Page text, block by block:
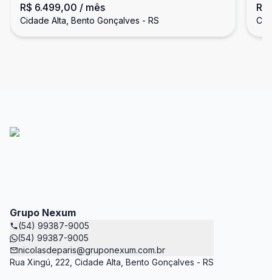
R$ 6.499,00 / mês
Cidade Alta, Bento Gonçalves - RS
Grupo Nexum
(54) 99387-9005
(54) 99387-9005
nicolasdeparis@gruponexum.com.br
Rua Xingú, 222, Cidade Alta, Bento Gonçalves - RS